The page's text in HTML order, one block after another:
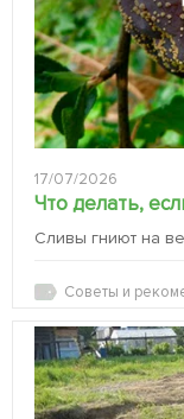
17/07/2026
Что делать,
Сливы гниют на
Советы и